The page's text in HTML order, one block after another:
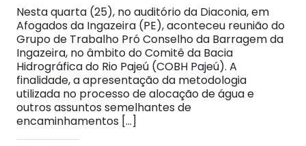
Nesta quarta (25), no auditório da Diaconia, em
Afogados da Ingazeira (PE), aconteceu reunião do
Grupo de Trabalho Pró Conselho da Barragem da
Ingazeira, no âmbito do Comitê da Bacia
Hidrográfica do Rio Pajeú (COBH Pajeú). A
finalidade, a apresentação da metodologia
utilizada no processo de alocação de água e
outros assuntos semelhantes de
encaminhamentos […]